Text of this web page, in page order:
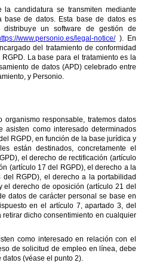
candidatura se transmiten mediante
base de datos. Esta base de datos es
un software de gestión de
www.personio.es/legal-notice/). En
del tratamiento de conformidad
La base para el tratamiento es la
de datos (APD) celebrado entre
y Personio.
responsable, tratemos datos
como interesado determinados
RGPD, en función de la base jurídica y
están destinados, concretamente el
el derecho de rectificación (artículo
(artículo 17 del RGPD), el derecho a la
RGPD), el derecho a la portabilidad
el derecho de oposición (artículo 21 del
datos de carácter personal se base en
en el artículo 7, apartado 3, del
dicho consentimiento en cualquier
como interesado en relación con el
de solicitud de empleo en línea, debe
(véase el punto 2).